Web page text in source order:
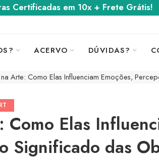
Certificadas em 10x + Frete Grátis!
ACERVO DÚVIDAS?
Arte: Como Elas Influenciam Emoções,
Elas
Significado das